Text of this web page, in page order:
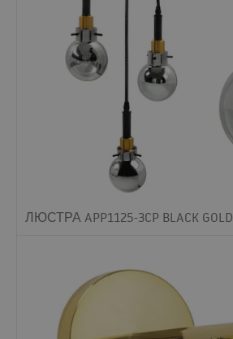
ЛЮСТРА APP1125-3CP BLACK GOLD